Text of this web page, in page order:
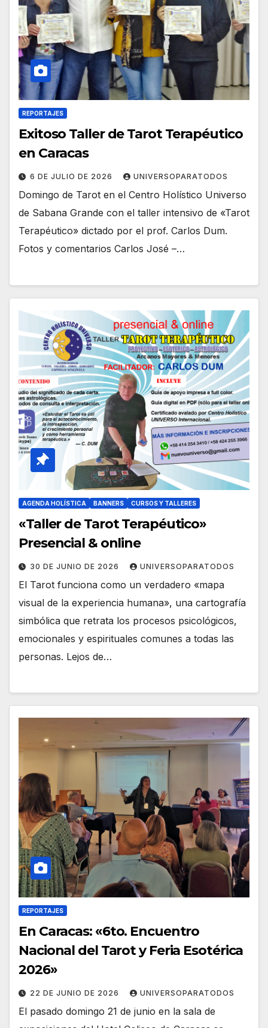
REPORTAJES
Exitoso Taller de Tarot Terapéutico
en Caracas
6 DE JULIO DE 2026 UNIVERSOPARATODOS
Domingo de Tarot en el Centro Holístico Universo
de Sabana Grande con el taller intensivo de «Tarot
Terapéutico» dictado por el prof. Carlos Dum.
Fotos y comentarios Carlos José –…
AGENDA HOLÍSTICA BANNERS CURSOS Y TALLERES
«Taller de Tarot Terapéutico»
Presencial & online
30 DE JUNIO DE 2026 UNIVERSOPARATODOS
El Tarot funciona como un verdadero «mapa
visual de la experiencia humana», una cartografía
simbólica que retrata los procesos psicológicos,
emocionales y espirituales comunes a todas las
personas. Lejos de…
REPORTAJES
En Caracas: «6to. Encuentro
Nacional del Tarot y Feria Esotérica
2026»
22 DE JUNIO DE 2026 UNIVERSOPARATODOS
El pasado domingo 21 de junio en la sala de